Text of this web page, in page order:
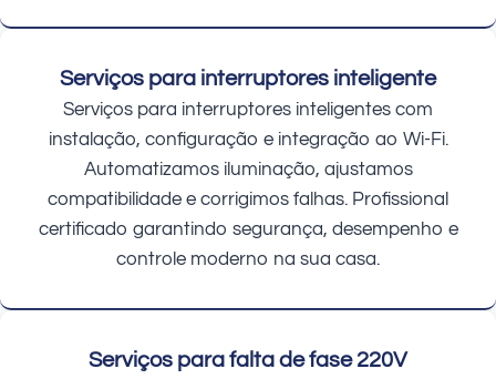
Serviços para interruptores inteligente
Serviços para interruptores inteligentes com
instalação, configuração e integração ao Wi-Fi.
Automatizamos iluminação, ajustamos
compatibilidade e corrigimos falhas. Profissional
certificado garantindo segurança, desempenho e
controle moderno na sua casa.
Serviços para falta de fase 220V